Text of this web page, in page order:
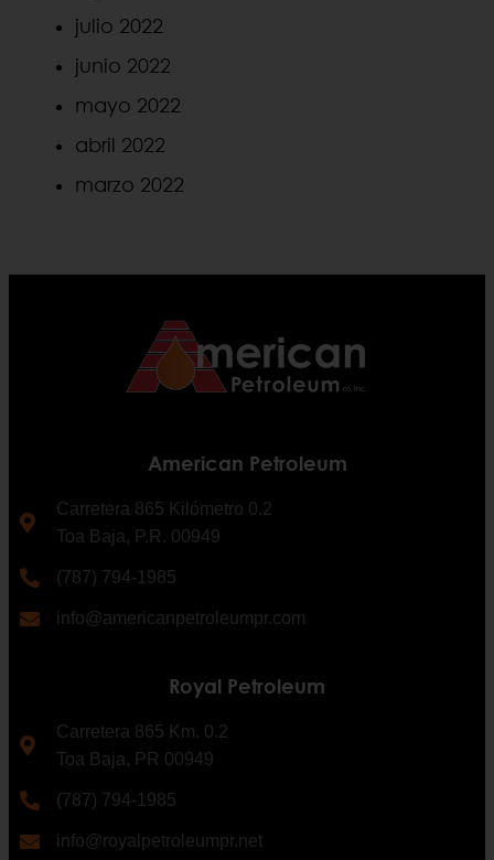
julio 2022
junio 2022
mayo 2022
abril 2022
marzo 2022
American Petroleum
Carretera 865 Kilómetro 0.2
Toa Baja, P.R. 00949
(787) 794-1985
info@americanpetroleumpr.com
Royal Petroleum
Carretera 865 Km. 0.2
Toa Baja, PR 00949
(787) 794-1985
info@royalpetroleumpr.net